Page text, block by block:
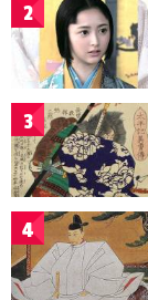
2
3
4